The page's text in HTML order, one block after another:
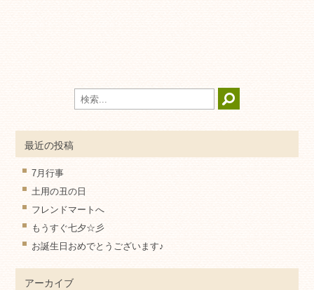
最近の投稿
7月行事
土用の丑の日
フレンドマートへ
もうすぐ七夕☆彡
お誕生日おめでとうございます♪
アーカイブ